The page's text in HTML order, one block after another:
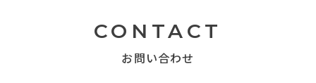
CONTACT
お問い合わせ